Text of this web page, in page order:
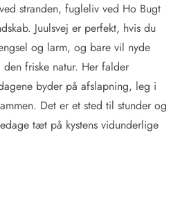
stranden, fugleliv ved Ho Bugt
Juulsvej er perfekt, hvis du
og larm, og bare vil nyde
friske natur. Her falder
byder på afslapning, leg i
Det er et sted til stunder og
tæt på kystens vidunderlige